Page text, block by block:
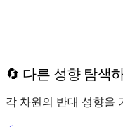
🔄 다른 성향 탐색하
각 차원의 반대 성향을